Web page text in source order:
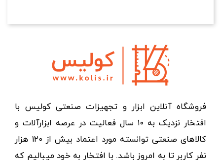
فروشگاه آنلاین ابزار و تجهیزات صنعتی کولیس با
افتخار نزدیک به ۱۰ سال فعالیت در عرصه ابزارآلات و
کالاهای صنعتی توانسته مورد اعتماد بیش از ۱۲۰ هزار
نفر کاربر تا به امروز باشد. با افتخار به خود میبالیم که